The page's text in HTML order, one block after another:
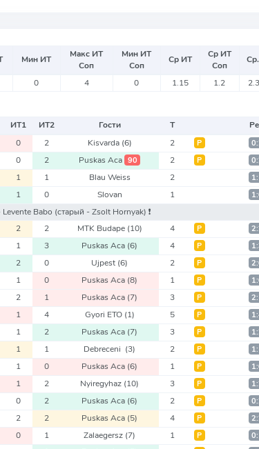
Мин ИТ
Макс ИТ
Соп
Мин ИТ
Соп
Ср ИТ
Ср ИТ
Соп
0 4 0 1.15 1.2
ИТ1 ИТ2 Гости Т
0 2 Kisvarda (6) 2 Р
0 2 Puskas Aca 90 2 Р
1 1 Blau Weiss 2
1 0 Slovan 1
Levente Babo (старый - Zsolt Hornyak) ❗️
2 2 MTK Budape (10) 4 Р
1 3 Puskas Aca (6) 4 Р
2 0 Ujpest (6) 2 Р
1 0 Puskas Aca (8) 1 Р
2 1 Puskas Aca (7) 3 Р
1 4 Gyori ETO (1) 5 Р
1 2 Puskas Aca (7) 3 Р
1 1 Debreceni (3) 2 Р
1 0 Puskas Aca (6) 1 Р
1 2 Nyiregyhaz (10) 3 Р
0 2 Puskas Aca (6) 2 Р
2 2 Puskas Aca (5) 4 Р
0 1 Zalaegersz (7) 1 Р